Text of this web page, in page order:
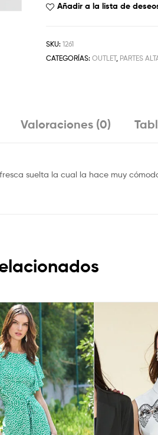
Añadir a la lista de
SKU: 1261
CATEGORÍAS: OUTLET, PARTES
Valoraciones (0)
suelta la cual la hace muy